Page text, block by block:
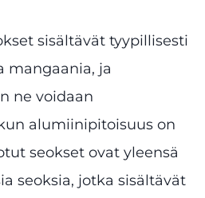
sisältävät tyypillisesti
mangaania, ja
ne voidaan
alumiinipitoisuus on
seokset ovat yleensä
seoksia, jotka sisältävät